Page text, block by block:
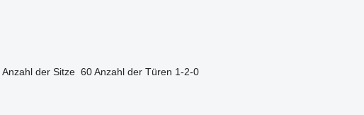
Anzahl der Sitze 60 Anzahl der Türen 1-2-0